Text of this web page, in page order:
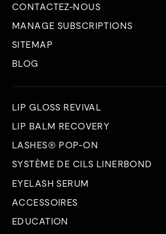
CONTACTEZ-NOUS
MANAGE SUBSCRIPTIONS
SITEMAP
BLOG
LIP GLOSS REVIVAL
LIP BALM RECOVERY
LASHES® POP-ON
SYSTÈME DE CILS LINERBOND
EYELASH SERUM
ACCESSOIRES
EDUCATION